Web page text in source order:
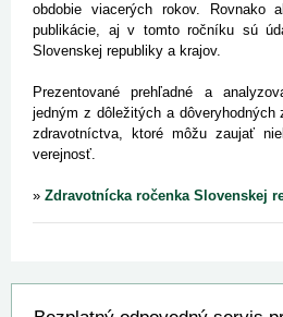
obdobie viacerých rokov. Rovnako
publikácie, aj v tomto ročníku sú
Slovenskej republiky a krajov.
Prezentované prehľadné a
jedným z dôležitých a dôveryhodných
zdravotníctva, ktoré môžu zaujať
verejnosť.
» Zdravotnícka ročenka Slovenskej